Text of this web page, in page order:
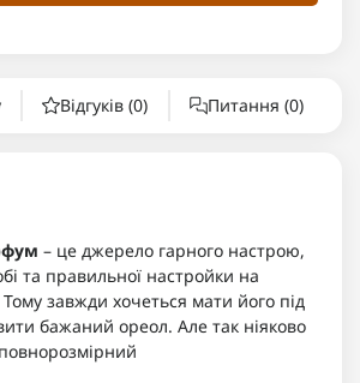
Відгуків (0) Питання (0)
– це джерело гарного настрою,
та правильної настройки на
завжди хочеться мати його під
бажаний ореол. Але так ніяково